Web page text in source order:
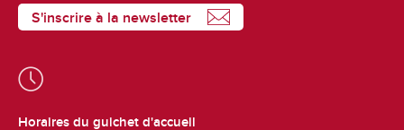
S'inscrire à la newsletter
Horaires du guichet d'accueil